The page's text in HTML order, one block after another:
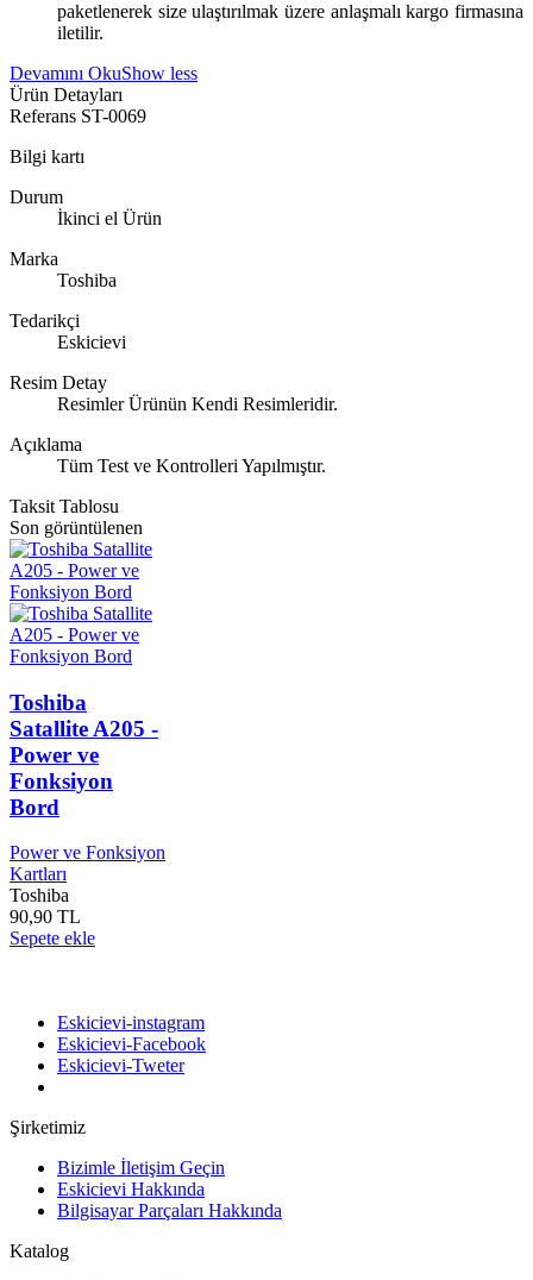
paketlenerek size ulaştırılmak üzere anlaşmalı kargo firmasına
iletilir.
Devamını OkuShow less
Ürün Detayları
Referans ST-0069
Bilgi kartı
Durum
İkinci el Ürün
Marka
Toshiba
Tedarikçi
Eskicievi
Resim Detay
Resimler Ürünün Kendi Resimleridir.
Açıklama
Tüm Test ve Kontrolleri Yapılmıştır.
Taksit Tablosu
Son görüntülenen
Toshiba
Satallite A205 -
Power ve
Fonksiyon
Bord
Power ve Fonksiyon
Kartları
Toshiba
90,90 TL
Sepete ekle
Eskicievi-instagram
Eskicievi-Facebook
Eskicievi-Tweter
Şirketimiz
Bizimle İletişim Geçin
Eskicievi Hakkında
Bilgisayar Parçaları Hakkında
Katalog